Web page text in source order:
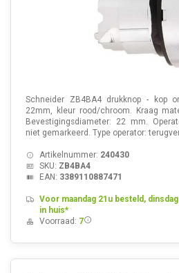
Schneider ZB4BA4 drukknop - kop
22mm, kleur rood/chroom. Kraag
Bevestigingsdiameter: 22 mm.
niet gemarkeerd. Type operator:
Artikelnummer: 240430
SKU: ZB4BA4
EAN: 3389110887471
Voor maandag 21u besteld, dinsdag
in huis*
Voorraad: 7